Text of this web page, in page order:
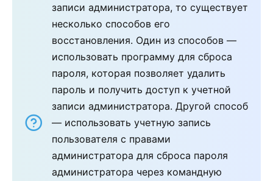
записи администратора, то существует
несколько способов его
восстановления. Один из способов —
использовать программу для сброса
пароля, которая позволяет удалить
пароль и получить доступ к учетной
записи администратора. Другой способ
— использовать учетную запись
пользователя с правами
администратора для сброса пароля
администратора через командную